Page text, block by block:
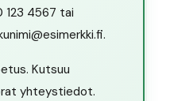
4567 tai
Kutsuu
yhteystiedot.